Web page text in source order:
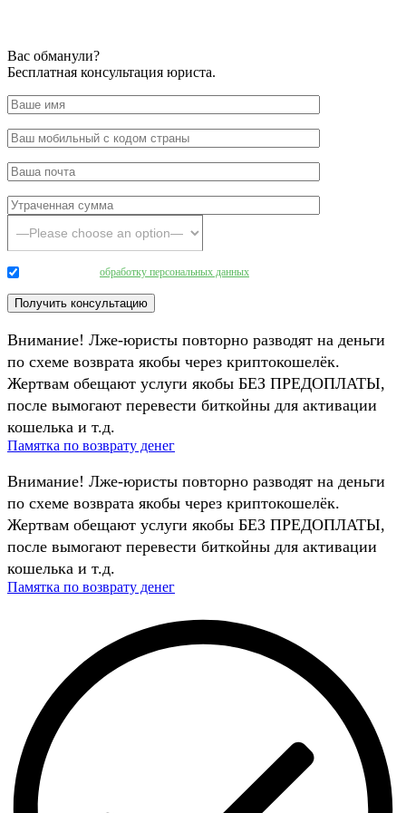
Вас обманули?
Бесплатная консультация юриста.
обработку персональных данных
Внимание! Лже-юристы повторно разводят на деньги
по схеме возврата якобы через криптокошелёк.
Жертвам обещают услуги якобы БЕЗ ПРЕДОПЛАТЫ,
после вымогают перевести биткойны для активации
кошелька и т.д.
Памятка по возврату денег
Внимание! Лже-юристы повторно разводят на деньги
по схеме возврата якобы через криптокошелёк.
Жертвам обещают услуги якобы БЕЗ ПРЕДОПЛАТЫ,
после вымогают перевести биткойны для активации
кошелька и т.д.
Памятка по возврату денег